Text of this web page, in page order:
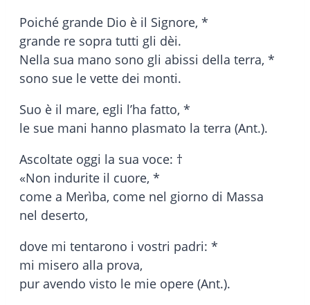
Poiché grande Dio è il Signore, *
grande re sopra tutti gli dèi.
Nella sua mano sono gli abissi della terra, *
sono sue le vette dei monti.
Suo è il mare, egli l’ha fatto, *
le sue mani hanno plasmato la terra (Ant.).
Ascoltate oggi la sua voce: †
«Non indurite il cuore, *
come a Merìba, come nel giorno di Massa
nel deserto,
dove mi tentarono i vostri padri: *
mi misero alla prova,
pur avendo visto le mie opere (Ant.).